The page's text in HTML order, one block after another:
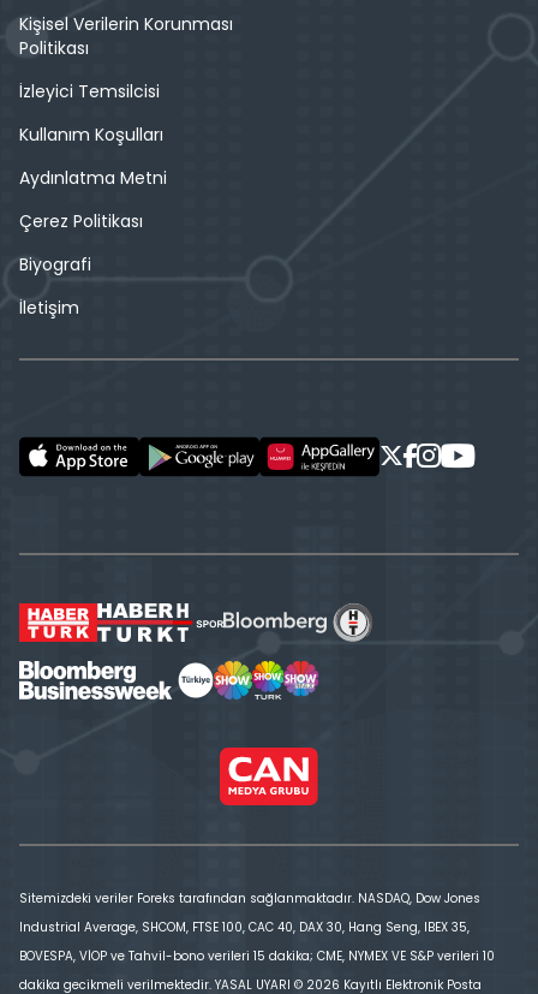
Kişisel Verilerin Korunması
Politikası
İzleyici Temsilcisi
Kullanım Koşulları
Aydınlatma Metni
Çerez Politikası
Biyografi
İletişim
Sitemizdeki veriler Foreks tarafından sağlanmaktadır. NASDAQ, Dow Jones
Industrial Average, SHCOM, FTSE 100, CAC 40, DAX 30, Hang Seng, IBEX 35,
BOVESPA, VİOP ve Tahvil-bono verileri 15 dakika; CME, NYMEX VE S&P verileri 10
dakika gecikmeli verilmektedir. YASAL UYARI © 2026 Kayıtlı Elektronik Posta